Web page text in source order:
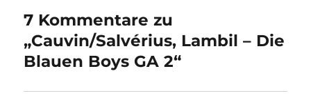
7 Kommentare zu
„Cauvin/Salvérius, Lambil – Die
Blauen Boys GA 2“